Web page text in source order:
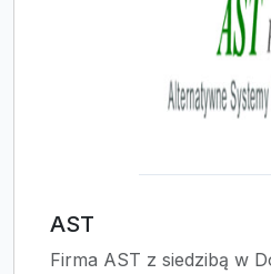
AST
Firma AST z siedzibą w